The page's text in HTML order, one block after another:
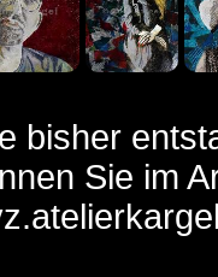
bisher
Sie im